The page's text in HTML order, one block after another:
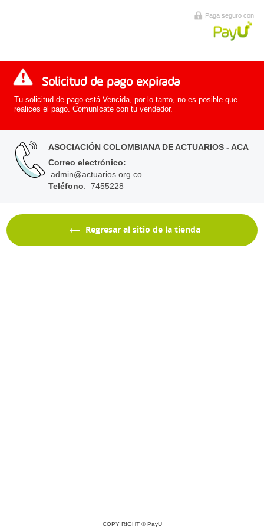
Paga seguro con
Solicitud de pago expirada
Tu solicitud de pago está Vencida, por lo tanto, no es posible que
realices el pago. Comunícate con tu vendedor.
ASOCIACIÓN COLOMBIANA DE ACTUARIOS - ACA
Correo electrónico:
admin@actuarios.org.co
Teléfono: 7455228
Regresar al sitio de la tienda
COPY RIGHT ©PayU